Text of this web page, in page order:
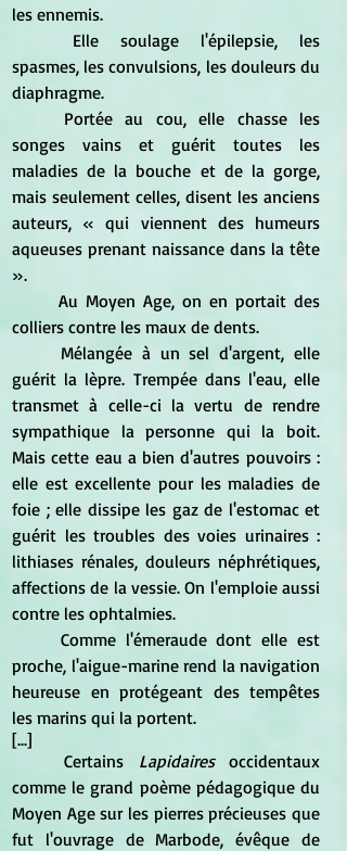
les ennemis.
spasmes, les convulsions, les douleurs du
diaphragme.
songes vains et guérit toutes les
maladies de la bouche et de la gorge,
mais seulement celles, disent les anciens
auteurs, « qui viennent des humeurs
aqueuses prenant naissance dans la tête
».
colliers contre les maux de dents.
guérit la lèpre. Trempée dans l'eau, elle
transmet à celle-ci la vertu de rendre
sympathique la personne qui la boit.
Mais cette eau a bien d'autres pouvoirs :
elle est excellente pour les maladies de
foie ; elle dissipe les gaz de l'estomac et
guérit les troubles des voies urinaires :
lithiases rénales, douleurs néphrétiques,
affections de la vessie. On l'emploie aussi
contre les ophtalmies.
proche, l'aigue-marine rend la navigation
heureuse en protégeant des tempêtes
les marins qui la portent.
[...]
	Certains
Lapidaires occidentaux
comme le grand poème pédagogique du
Moyen Age sur les pierres précieuses que
fut l'ouvrage de Marbode, évêque de